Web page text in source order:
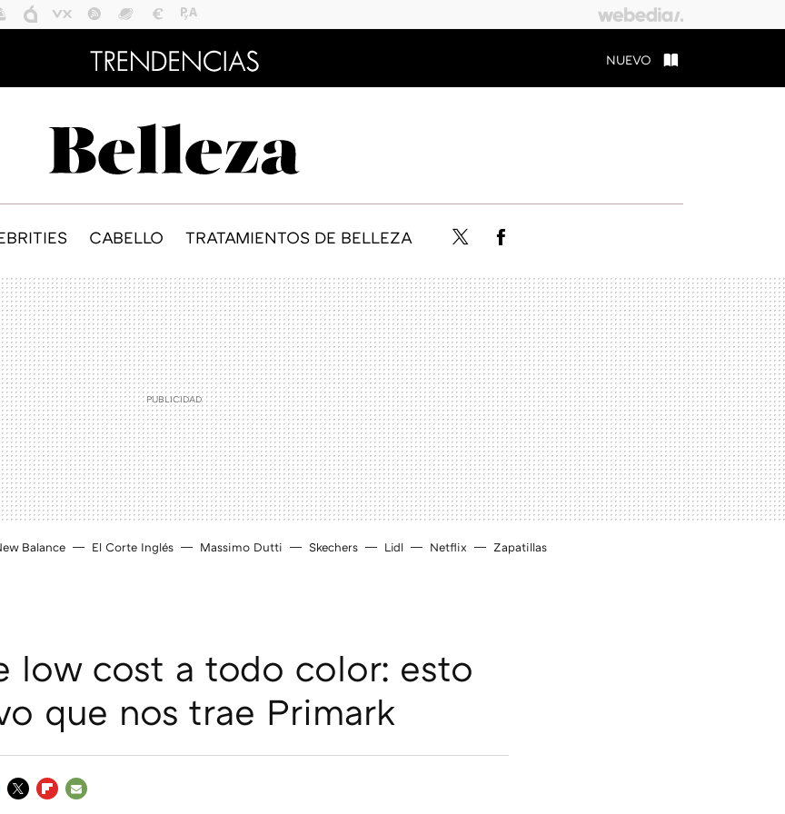
NUEVO
CABELLO TRATAMIENTOS DE BELLEZA Twitter
Balance El Corte Inglés Massimo Dutti Skechers Lidl Netflix Zapatillas
low cost a todo color: esto
que nos trae Primark